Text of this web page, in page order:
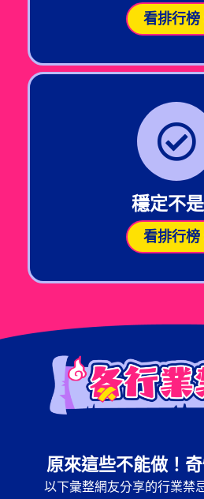
看排行榜
穩定不
看排行榜
原來這些不能做！
以下彙整網友分享的行業禁